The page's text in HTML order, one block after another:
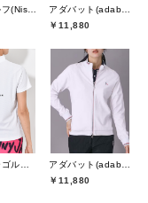
￥11,880
￥11,880